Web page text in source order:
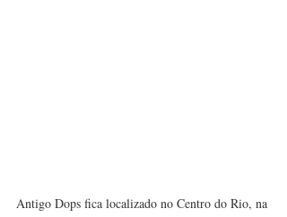
Antigo Dops fica localizado no Centro do Rio, na